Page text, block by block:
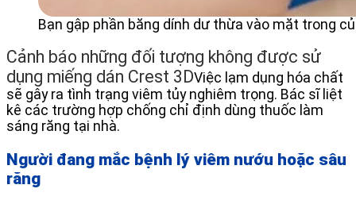
Bạn gập phần băng dính dư thừa vào mặt trong
Cảnh báo những đối tượng không được sử
dụng miếng dán Crest 3DViệc lạm dụng hóa chất
sẽ gây ra tình trạng viêm tủy nghiêm trọng. Bác sĩ liệt
kê các trường hợp chống chỉ định dùng thuốc làm
sáng răng tại nhà.
Người đang mắc bệnh lý viêm nướu hoặc sâu
răng